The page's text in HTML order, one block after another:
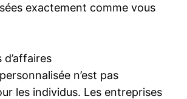
exactement comme vous
n’est pas
les individus. Les entreprises